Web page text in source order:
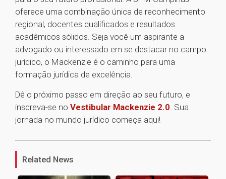
oferece uma combinação única de reconhecimento
regional, docentes qualificados e resultados
acadêmicos sólidos. Seja você um aspirante a
advogado ou interessado em se destacar no campo
jurídico, o Mackenzie é o caminho para uma
formação jurídica de excelência.
Dê o próximo passo em direção ao seu futuro, e
inscreva-se no Vestibular Mackenzie 2.0. Sua
jornada no mundo jurídico começa aqui!
1
Related News